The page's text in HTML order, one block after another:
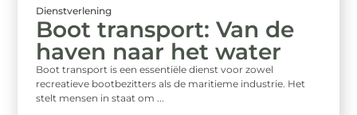
Dienstverlening
Boot transport: Van de
haven naar het water
Boot transport is een essentiële dienst voor zowel
recreatieve bootbezitters als de maritieme industrie. Het
stelt mensen in staat om ...